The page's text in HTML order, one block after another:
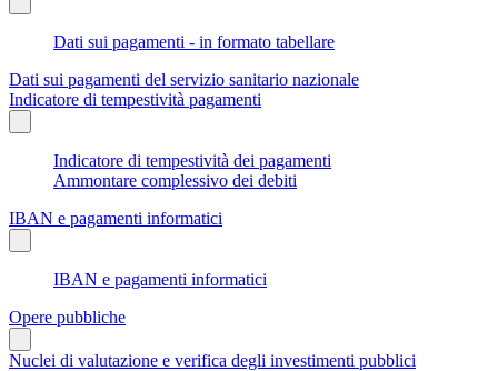
Dati sui pagamenti - in formato tabellare
Dati sui pagamenti del servizio sanitario nazionale
Indicatore di tempestività pagamenti
Indicatore di tempestività dei pagamenti
Ammontare complessivo dei debiti
IBAN e pagamenti informatici
IBAN e pagamenti informatici
Opere pubbliche
Nuclei di valutazione e verifica degli investimenti pubblici